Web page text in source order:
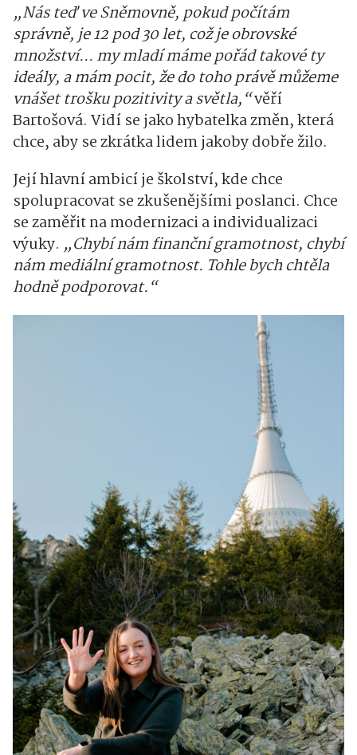
„Nás teď ve Sněmovně, pokud počítám
správně, je 12 pod 30 let, což je obrovské
množství... my mladí máme pořád takové ty
ideály, a mám pocit, že do toho právě můžeme
vnášet trošku pozitivity a světla,“věří
Bartošová. Vidí se jako hybatelka změn, která
chce, aby se zkrátka lidem jakoby dobře žilo.
Její hlavní ambicí je školství, kde chce
spolupracovat se zkušenějšími poslanci. Chce
se zaměřit na modernizaci a individualizaci
výuky. „Chybí nám finanční gramotnost, chybí
nám mediální gramotnost. Tohle bych chtěla
hodně podporovat.“